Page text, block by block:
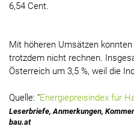
6,54 Cent.
Mit höheren Umsätzen
trotzdem nicht rechnen.
Österreich um 3,5 %, weil die
Quelle: "Energiepreisindex für
Leserbriefe, Anmerkungen,
bau.at